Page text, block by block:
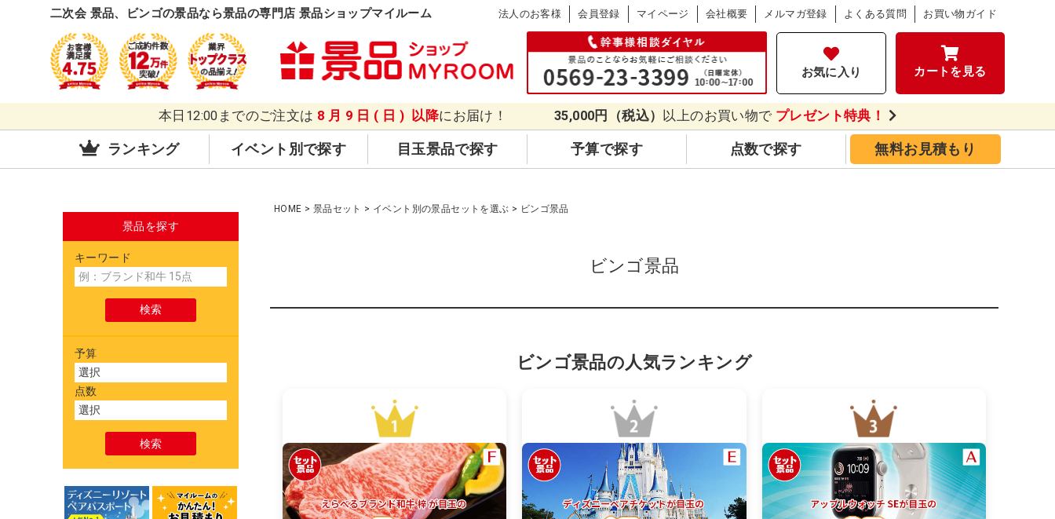
二次会 景品、ビンゴの景品なら景品の専門店 景品ショップマイルーム 法人のお客様 会員登録 マイページ 会社概要 メルマガ登録 よくある質問 お買い物ガイド
お気に入り カートを見る
本日12:00までのご注文は 8月9日(日) 以降にお届け！ 35,000円（税込） 以上のお買い物で プレゼント特典！
ランキング イベント別で探す 目玉景品で探す 予算で探す 点数で探す 無料お見積もり
景品を探す
キーワード
予算
点数
HOME 景品セット イベント別の景品セットを選ぶ ビンゴ景品
ビンゴ景品
ビンゴ景品の人気ランキング